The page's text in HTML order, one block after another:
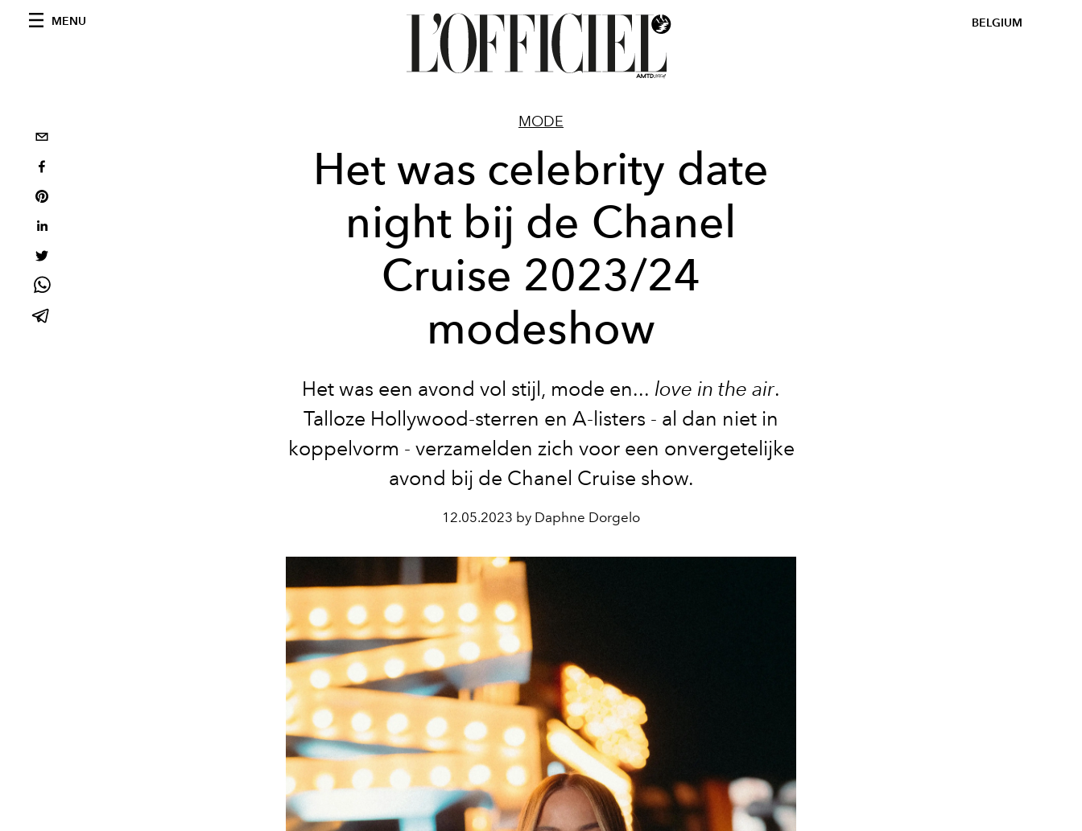
MENU BELGIUM
MODE
Het was celebrity date
night bij de Chanel
Cruise 2023/24
modeshow
Het was een avond vol stijl, mode en... love in the air.
Talloze Hollywood-sterren en A-listers - al dan niet in
koppelvorm - verzamelden zich voor een onvergetelijke
avond bij de Chanel Cruise show.
12.05.2023 by Daphne Dorgelo